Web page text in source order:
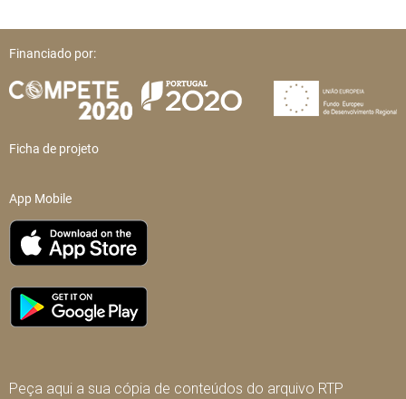
Financiado por:
Ficha de projeto
App Mobile
Peça aqui a sua cópia de conteúdos do arquivo RTP